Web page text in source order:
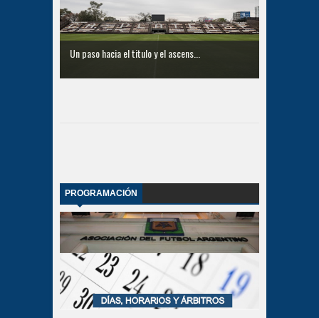
Un paso hacia el titulo y el ascens...
PROGRAMACIÓN